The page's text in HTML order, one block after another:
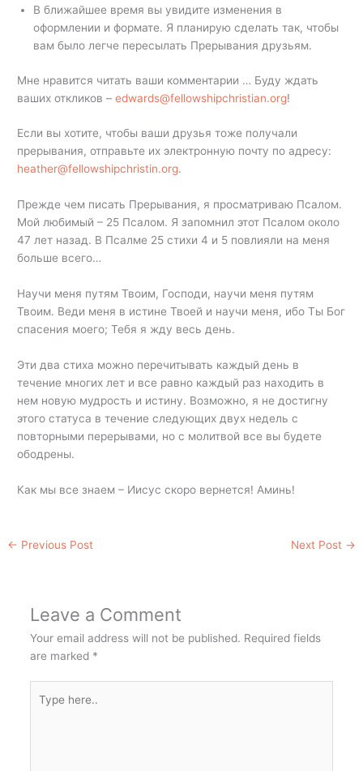
В ближайшее время вы увидите изменения в
оформлении и формате. Я планирую сделать так, чтобы
вам было легче пересылать Прерывания друзьям.
Мне нравится читать ваши комментарии … Буду ждать
ваших откликов –edwards@fellowshipchristian.org!
Если вы хотите, чтобы ваши друзья тоже получали
прерывания, отправьте их электронную почту по адресу:
heather@fellowshipchristin.org.
Прежде чем писать Прерывания, я просматриваю Псалом.
Мой любимый – 25 Псалом. Я запомнил этот Псалом около
47 лет назад. В Псалме 25 стихи 4 и 5 повлияли на меня
больше всего…
Научи меня путям Твоим, Господи, научи меня путям
Твоим. Веди меня в истине Твоей и научи меня, ибо Ты Бог
спасения моего; Тебя я жду весь день.
Эти два стиха можно перечитывать каждый день в
течение многих лет и все равно каждый раз находить в
нем новую мудрость и истину. Возможно, я не достигну
этого статуса в течение следующих двух недель с
повторными перерывами, но с молитвой все вы будете
ободрены.
Как мы все знаем – Иисус скоро вернется! Аминь!
← Previous Post Next Post →
Leave a Comment
Your email address will not be published. Required fields
are marked *
here..